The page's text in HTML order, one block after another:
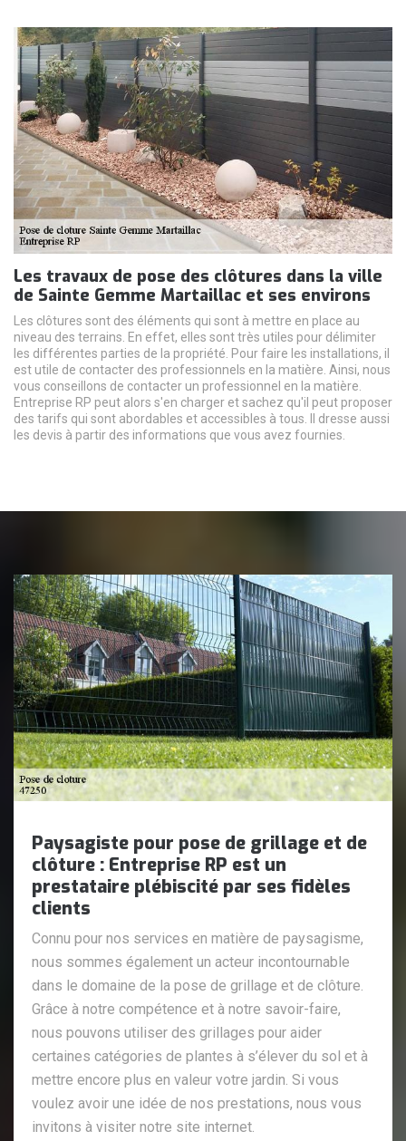
Les travaux de pose des clôtures dans la ville
de Sainte Gemme Martaillac et ses environs
Les clôtures sont des éléments qui sont à mettre en place au
niveau des terrains. En effet, elles sont très utiles pour délimiter
les différentes parties de la propriété. Pour faire les installations, il
est utile de contacter des professionnels en la matière. Ainsi, nous
vous conseillons de contacter un professionnel en la matière.
Entreprise RP peut alors s'en charger et sachez qu'il peut proposer
des tarifs qui sont abordables et accessibles à tous. Il dresse aussi
les devis à partir des informations que vous avez fournies.
Paysagiste pour pose de grillage et de
clôture : Entreprise RP est un
prestataire plébiscité par ses fidèles
clients
Connu pour nos services en matière de paysagisme,
nous sommes également un acteur incontournable
dans le domaine de la pose de grillage et de clôture.
Grâce à notre compétence et à notre savoir-faire,
nous pouvons utiliser des grillages pour aider
certaines catégories de plantes à s’élever du sol et à
mettre encore plus en valeur votre jardin. Si vous
voulez avoir une idée de nos prestations, nous vous
invitons à visiter notre site internet.